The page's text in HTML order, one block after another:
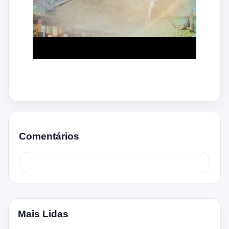
Comentários
Mais Lidas